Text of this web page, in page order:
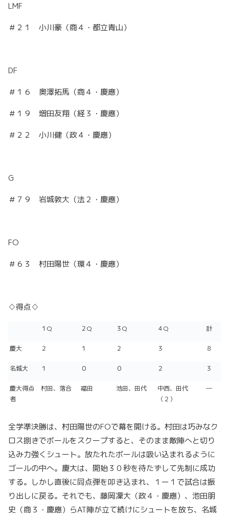
LMF
＃２１ 小川豪（商４・都立青山）
DF
＃１６ 奥澤拓馬（商４・慶應）
＃１９ 増田友翔（経３・慶應）
＃２２ 小川健（政４・慶應）
G
＃７９ 岩城敦大（法２・慶應）
FO
＃６３ 村田陽世（環４・慶應）
♢得点♢
１Q ２Q ３Q ４Q 計
慶大 ２ １ ２ ３ ８
名城大 １ ０ ０ ２ ３
慶大得点
者
村田、落合 福田 池田、田代
中西、田代
（２）
―
全学準決勝は、村田陽世のFOで幕を開ける。村田は巧みなク
ロス捌きでボールをスクープすると、そのまま敵陣へと切り
込み力強くシュート。放たれたボールは吸い込まれるように
ゴールの中へ。慶大は、開始３０秒を待たずして先制に成功
する。しかし直後に同点弾を叩き込まれ、１ー１で試合は振
り出しに戻る。それでも、藤岡凜大（政４・慶應）、池田朋
史（商３・慶應）らAT陣が立て続けにシュートを放ち、名城